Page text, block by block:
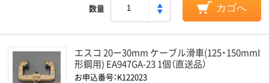
数量 カゴへ
エスコ 20ー30mm ケーブル滑車(125・150mmI
形鋼用) EA947GA-23 1個（直送品）
お申込番号：K122023